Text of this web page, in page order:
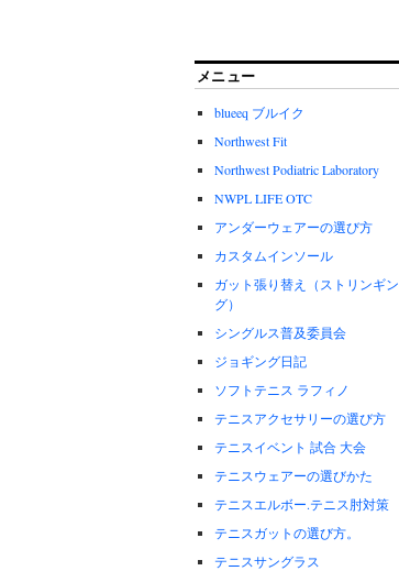
メニュー
blueeq ブルイク
Northwest Fit
Northwest Podiatric Laboratory
NWPL LIFE OTC
アンダーウェアーの選び方
カスタムインソール
ガット張り替え（ストリンギン
グ）
シングルス普及委員会
ジョギング日記
ソフトテニス ラフィノ
テニスアクセサリーの選び方
テニスイベント 試合 大会
テニスウェアーの選びかた
テニスエルボー.テニス肘対策
テニスガットの選び方。
テニスサングラス